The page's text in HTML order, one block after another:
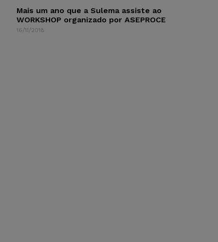
Mais um ano que a Sulema assiste ao
WORKSHOP organizado por ASEPROCE
16/11/2018